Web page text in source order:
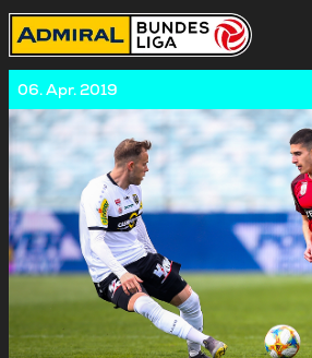
06. Apr. 2019